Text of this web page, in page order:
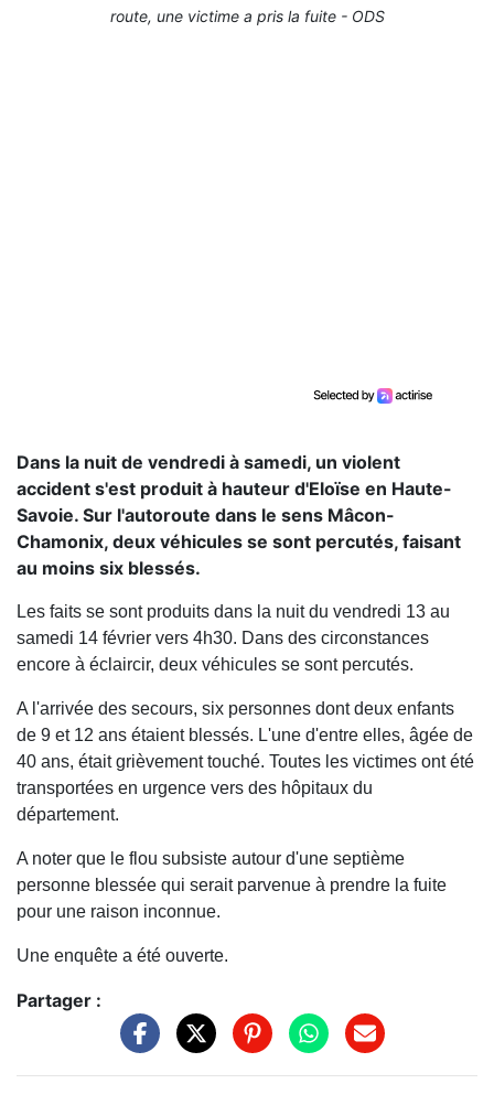
route, une victime a pris la fuite - ODS
Dans la nuit de vendredi à samedi, un violent
accident s'est produit à hauteur d'Eloïse en Haute-
Savoie. Sur l'autoroute dans le sens Mâcon-
Chamonix, deux véhicules se sont percutés, faisant
au moins six blessés.
Les faits se sont produits dans la nuit du vendredi 13 au
samedi 14 février vers 4h30. Dans des circonstances
encore à éclaircir, deux véhicules se sont percutés.
A l'arrivée des secours, six personnes dont deux enfants
de 9 et 12 ans étaient blessés. L'une d'entre elles, âgée de
40 ans, était grièvement touché. Toutes les victimes ont été
transportées en urgence vers des hôpitaux du
département.
A noter que le flou subsiste autour d'une septième
personne blessée qui serait parvenue à prendre la fuite
pour une raison inconnue.
Une enquête a été ouverte.
Partager :